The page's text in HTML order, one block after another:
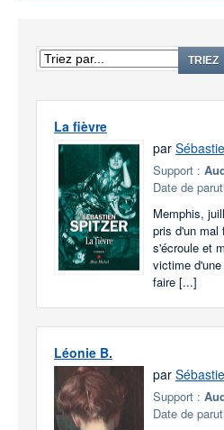
TRIEZ
La fièvre
par
Support :
Date de
Memphis,
pris d'un mal
s'écroule et
victime
faire [...]
Léonie B.
par
Support :
Date de